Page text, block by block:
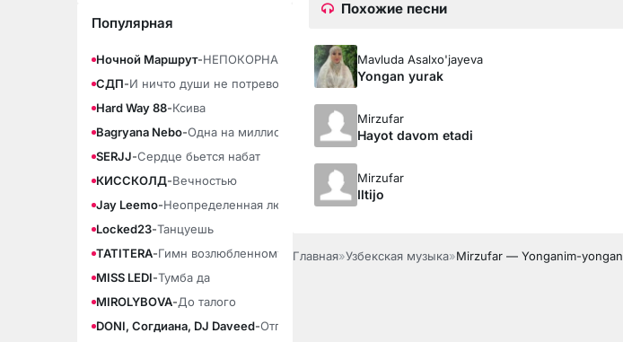
Популярная
Ночной Маршрут-НЕПОКОРНАЯ
СДП-И ничто души не потревожит
Hard Way 88-Ксива
Bagryana Nebo-Одна на миллион
SERJJ-Сердце бьется набат
КИССКОЛД-Вечностью
Jay Leemo-Неопределенная любовь
Locked23-Танцуешь
TATITERA-Гимн возлюбленному
MISS LEDI-Тумба да
MIROLYBOVA-До талого
DONI, Согдиана, DJ Daveed-Отпускай
Похожие песни
Mavluda Asalxo'jayeva
Yongan yurak
Mirzufar
Hayot davom etadi
Mirzufar
Iltijo
Главная»Узбекская музыка»Mirzufar — Yonganim-yongan